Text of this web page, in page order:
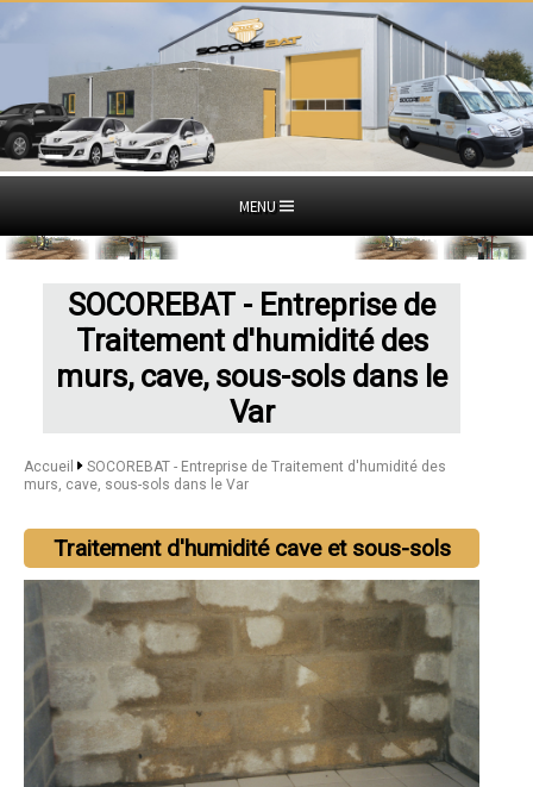
MENU
SOCOREBAT - Entreprise de
Traitement d'humidité des
murs, cave, sous-sols dans le
Var
Accueil
SOCOREBAT - Entreprise de Traitement d'humidité des
murs, cave, sous-sols dans le Var
Traitement d'humidité cave et sous-sols